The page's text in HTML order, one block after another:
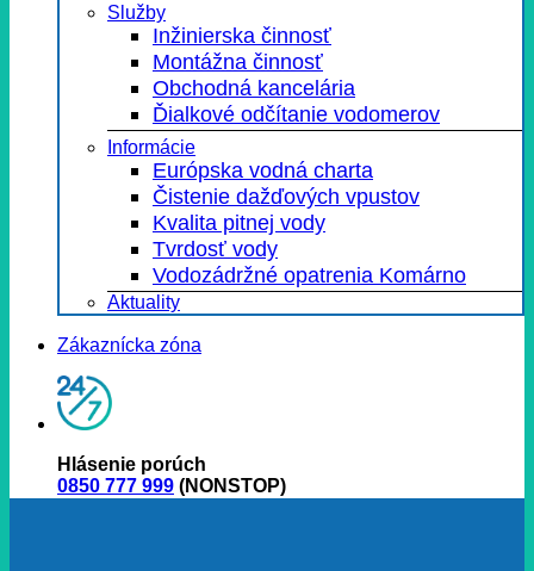
Služby
Inžinierska činnosť
Montážna činnosť
Obchodná kancelária
Ďialkové odčítanie vodomerov
Informácie
Európska vodná charta
Čistenie dažďových vpustov
Kvalita pitnej vody
Tvrdosť vody
Vodozádržné opatrenia Komárno
Aktuality
Zákaznícka zóna
Hlásenie porúch
0850 777 999 (NONSTOP)